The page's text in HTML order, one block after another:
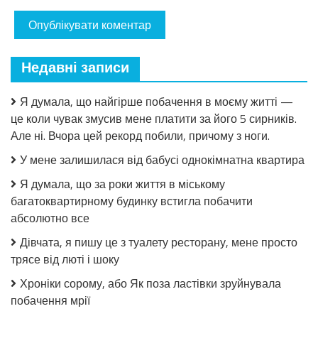
Недавні записи
Я думала, що найгірше побачення в моєму житті —
це коли чувак змусив мене платити за його 5 сирників.
Але ні. Вчора цей рекорд побили, причому з ноги.
У мене залишилася від бабусі однокімнатна квартира
Я думала, що за роки життя в міському
багатоквартирному будинку встигла побачити
абсолютно все
Дівчата, я пишу це з туалету ресторану, мене просто
трясе від люті і шоку
Хроніки сорому, або Як поза ластівки зруйнувала
побачення мрії